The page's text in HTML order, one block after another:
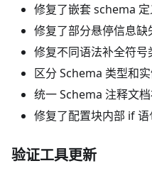
修复了嵌套 schema
修复了部分悬停信息缺
修复不同语法补全符
区分 Schema 类型和
统一 Schema 注释文
修复了配置块内部 if
验证工具更新